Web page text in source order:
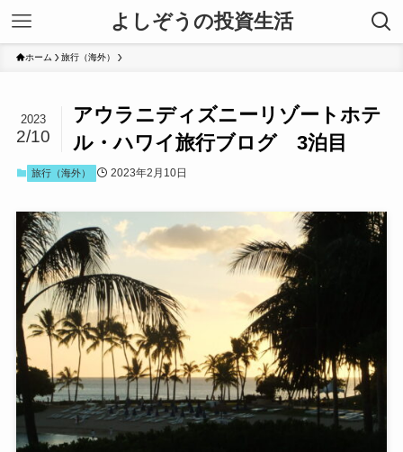
よしぞうの投資生活
ホーム 旅行（海外）
アウラニディズニーリゾートホテ
ル・ハワイ旅行ブログ 3泊目
2023
2/10
旅行（海外） 2023年2月10日